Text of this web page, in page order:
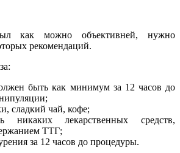
как можно объективней, нужно
рекомендаций.
быть как минимум за 12 часов до
сладкий чай, кофе;
никаких лекарственных средств,
ТТГ;
за 12 часов до процедуры.